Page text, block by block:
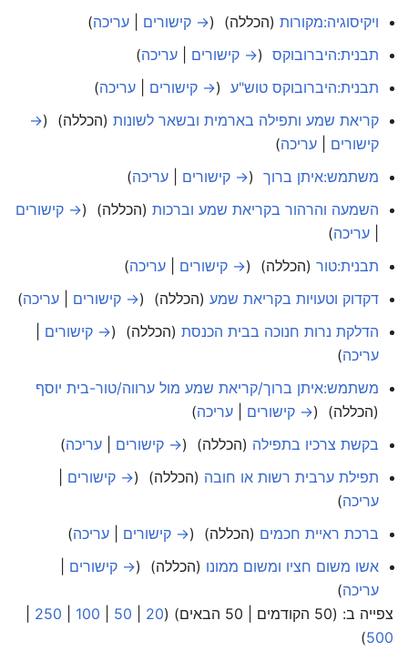
ויקיסוגיה:מקורות (הכללה) ‏ (→ קישורים עריכה)
תבנית:היברובוקס (→ קישורים עריכה)
תבנית:היברובוקס טוש"ע (→ קישורים עריכה)
קריאת שמע ותפילה בארמית ובשאר לשונות (הכללה) ‏ (
→
קישורים
עריכה)
משתמש:איתן ברוך (→ קישורים עריכה)
השמעה והרהור בקריאת שמע וברכות (הכללה) ‏ (→ קישורים
עריכה)
תבנית:טור (הכללה) ‏ (→ קישורים עריכה)
דקדוק וטעויות בקריאת שמע (הכללה) ‏ (→ קישורים עריכה)
הדלקת נרות חנוכה בבית הכנסת (הכללה) ‏ (→ קישורים
עריכה)
משתמש:איתן ברוך/קריאת שמע מול ערווה/טור-בית יוסף
(הכללה) ‏ (→ קישורים עריכה)
בקשת צרכיו בתפילה (הכללה) ‏ (→ קישורים עריכה)
תפילת ערבית רשות או חובה (הכללה) ‏ (→ קישורים
עריכה)
ברכת ראיית חכמים (הכללה) ‏ (→ קישורים עריכה)
אשו משום חציו ומשום ממונו (הכללה) ‏ (→ קישורים
עריכה)
צפייה ב: (50 הקודמים | 50 הבאים) (
20
50
100
250
500
)